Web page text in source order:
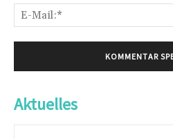
Aktuelles